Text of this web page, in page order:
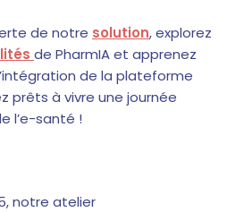
de notre solution, explorez
de PharmIA et apprenez
de la plateforme
prêts à vivre une journée
l’e-santé !
notre atelier